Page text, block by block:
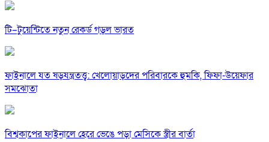
টি–টুয়েন্টিতে নতুন রেকর্ড গড়ল ভারত
ফাইনালে যত ষড়যন্ত্রতত্ত্ব: খেলোয়াড়দের পরিবারকে হুমকি, ফিফা-উয়েফার
সমঝোতা
বিশ্বকাপের ফাইনালে হেরে ভেঙে পড়া মেসিকে স্ত্রীর বার্তা